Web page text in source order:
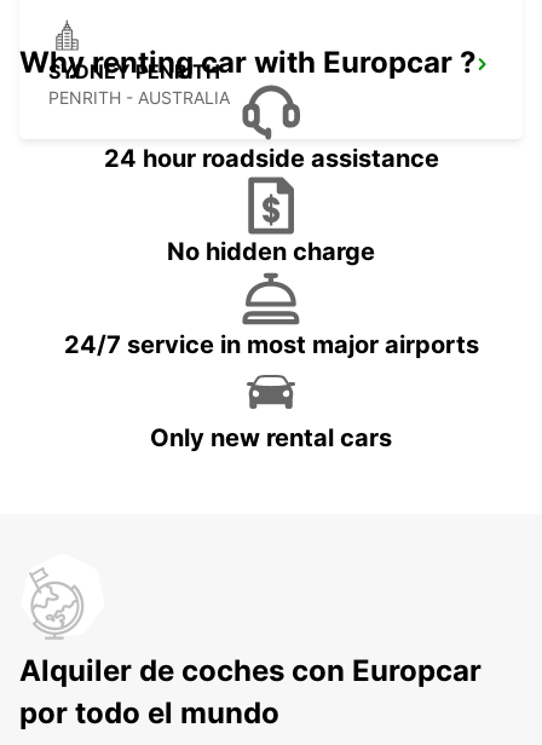
SYDNEY PENRITH
PENRITH - AUSTRALIA
Why renting car with Europcar ?
24 hour roadside assistance
No hidden charge
24/7 service in most major airports
Only new rental cars
Alquiler de coches con Europcar
por todo el mundo